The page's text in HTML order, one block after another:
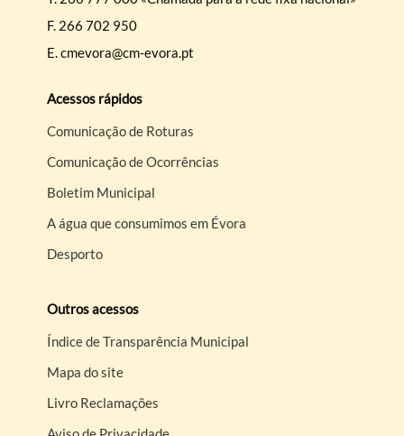
F. 266 702 950
E.cmevora@cm-evora.pt
Acessos rápidos
Comunicação de Roturas
Comunicação de Ocorrências
Boletim Municipal
A água que consumimos em Évora
Desporto
Outros acessos
Índice de Transparência Municipal
Mapa do site
Livro Reclamações